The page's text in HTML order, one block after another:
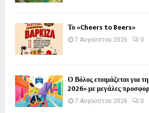
Το «Cheers to Beers»
7 Αυγούστου 2026 0
Ο Βόλος ετοιμάζεται για
2026» με μεγάλες
7 Αυγούστου 2026 0